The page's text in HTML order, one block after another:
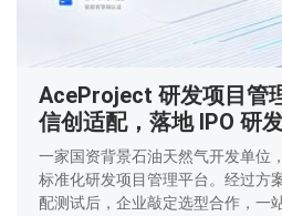
AceProject 研发项目管
信创适配，落地 IPO 研
一家国资背景石油天然气开发单位
标准化研发项目管理平台。经过方
配测试后，企业敲定选型合作，一